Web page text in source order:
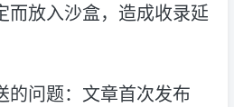
而放入沙盒，造成收录延
的问题：文章首次发布